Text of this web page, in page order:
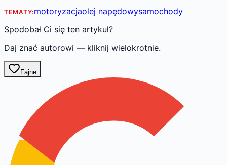
TEMATY:motoryzacjaolej napędowysamochody
Spodobał Ci się ten artykuł?
Daj znać autorowi — kliknij wielokrotnie.
Fajne